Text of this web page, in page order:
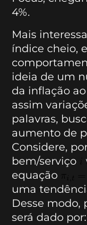
4%.
Mais
índice cheio,
ideia de um
da inflação
assim
palavras,
aumento de
Considere,
bem/serviço
equação
uma
Desse modo,
será dado por: